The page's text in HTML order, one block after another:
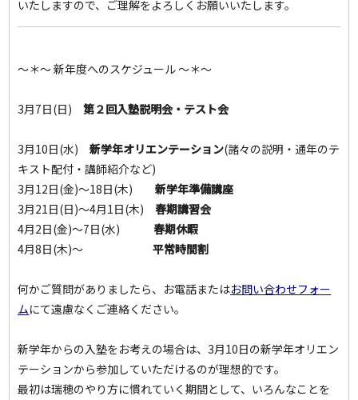
いたしますので、ご理解をよろしくお願いいたします。
～＊～ 新年度へのスケジュール ～＊～
3月7日(日)第２回入塾説明会・テスト会
3月10日(水)新学年オリエンテーション(諸々の説明・通年のテ
キスト配付・講師紹介など)
3月12日(金)～18日(木)新学年準備講座
3月21日(日)～4月1日(木)春期講習会
4月2日(金)～7日(水)春期休暇
4月8日(木)～平常時間割
何かご質問がありましたら、お電話またはお問い合わせフォー
ムにて遠慮なくご連絡ください。
新学年からの入塾をお考えの場合は、3月10日の新学年オリエン
テーションから参加していただけるのが理想的です。
最初は瑞穂のやり方に慣れていく期間として、いろんなことを